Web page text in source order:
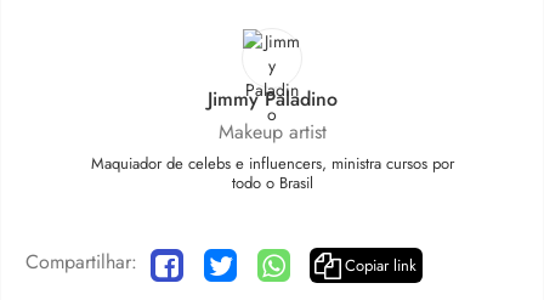
Jimmy Paladino
Makeup artist
Maquiador de celebs e influencers, ministra cursos por
todo o Brasil
Compartilhar: Copiar link